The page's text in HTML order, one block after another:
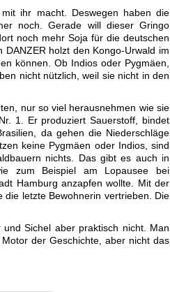
ihr macht. Deswegen haben die
noch. Gerade will dieser Gringo
noch mehr Soja für die deutschen
DANZER holzt den Kongo-Urwald im
können. Ob Indios oder Pygmäen,
nicht nützlich, weil sie nicht in den
nur so viel herausnehmen wie sie
1. Er produziert Sauerstoff, bindet
da gehen die Niederschläge
keine Pygmäen oder Indios, sind
nichts. Das gibt es auch in
zum Beispiel am Lopausee bei
Hamburg anzapfen wollte. Mit der
die letzte Bewohnerin vertrieben. Die
Sichel aber praktisch nicht. Man
der Geschichte, aber nicht das